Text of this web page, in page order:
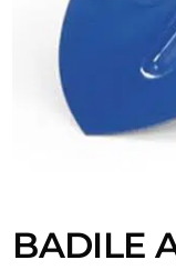
BADILE